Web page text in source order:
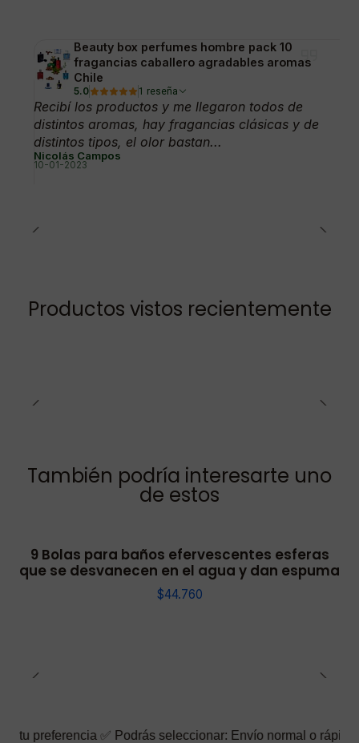
Beauty box perfumes hombre pack 10
fragancias caballero agradables aromas
Chile
5.0 1 reseña
Recibí los productos y me llegaron todos de
distintos aromas, hay fragancias clásicas y de
distintos tipos, el olor bastan...
Nicolás Campos
10-01-2023
Productos vistos recientemente
También podría interesarte uno
de estos
9 Bolas para baños efervescentes esferas
que se desvanecen en el agua y dan espuma
$44.760
✅ Podrás seleccionar: Envío normal o rápido ☑️